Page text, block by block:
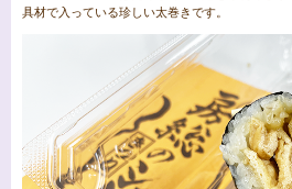
具材で入っている珍しい太巻きです。